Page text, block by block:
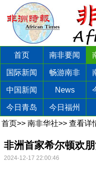
首页 南非要闻
国际新闻 畅游南非
中国新闻 News
今日青岛 今日福州
首页>> 南非华社>> 查看详
非洲首家希尔顿欢
2024-12-17 22:00:46